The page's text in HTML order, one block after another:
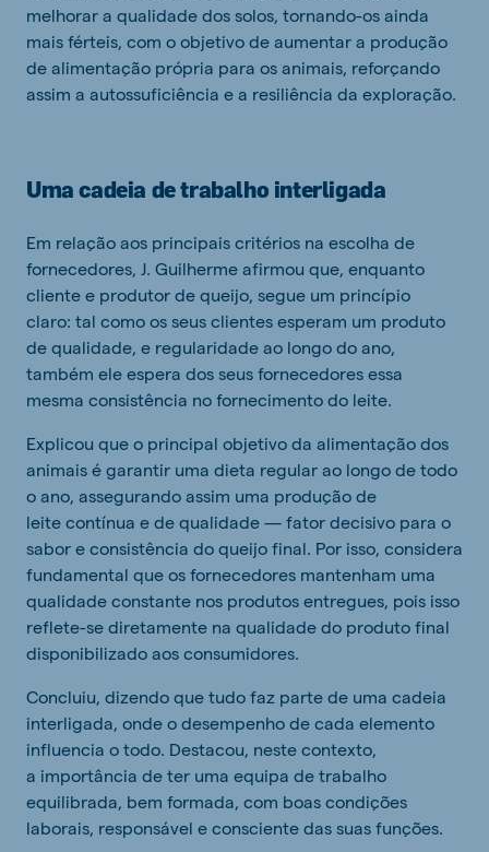
melhorar a qualidade dos solos, tornando-os ainda
mais férteis, com o objetivo de aumentar a produção
de alimentação própria para os animais, reforçando
assim a autossuficiência e a resiliência da exploração.
Uma cadeia de trabalho interligada
Em relação aos principais critérios na escolha de
fornecedores, J. Guilherme afirmou que, enquanto
cliente e produtor de queijo, segue um princípio
claro: tal como os seus clientes esperam um produto
de qualidade, e regularidade ao longo do ano,
também ele espera dos seus fornecedores essa
mesma consistência no fornecimento do leite.
Explicou que o principal objetivo da alimentação dos
animais é garantir uma dieta regular ao longo de todo
o ano, assegurando assim uma produção de
leite contínua e de qualidade — fator decisivo para o
sabor e consistência do queijo final. Por isso, considera
fundamental que os fornecedores mantenham uma
qualidade constante nos produtos entregues, pois isso
reflete-se diretamente na qualidade do produto final
disponibilizado aos consumidores.
Concluiu, dizendo que tudo faz parte de uma cadeia
interligada, onde o desempenho de cada elemento
influencia o todo. Destacou, neste contexto,
a importância de ter uma equipa de trabalho
equilibrada, bem formada, com boas condições
laborais, responsável e consciente das suas funções.